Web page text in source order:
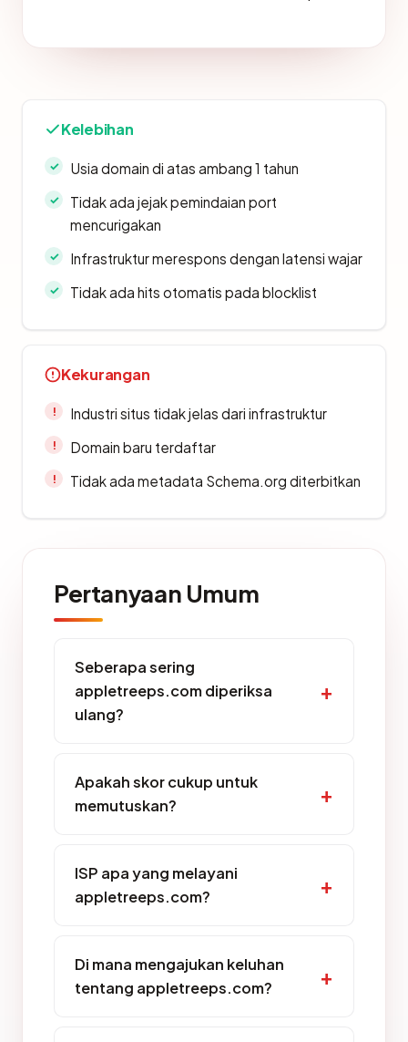
Kelebihan
Usia domain di atas ambang 1 tahun
Tidak ada jejak pemindaian port
mencurigakan
Infrastruktur merespons dengan latensi wajar
Tidak ada hits otomatis pada blocklist
Kekurangan
Industri situs tidak jelas dari infrastruktur
Domain baru terdaftar
Tidak ada metadata Schema.org diterbitkan
Pertanyaan Umum
Seberapa sering
appletreeps.com diperiksa
ulang?
Apakah skor cukup untuk
memutuskan?
ISP apa yang melayani
appletreeps.com?
Di mana mengajukan keluhan
tentang appletreeps.com?